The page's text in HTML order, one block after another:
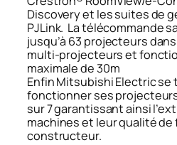
Discovery et les suites de
PJLink. La télécommande
jusqu’à 63 projecteurs
multi-projecteurs et
maximale de 30m
Enfin Mitsubishi Electric se
fonctionner ses
sur 7 garantissant ainsi
machines et leur qualité
constructeur.